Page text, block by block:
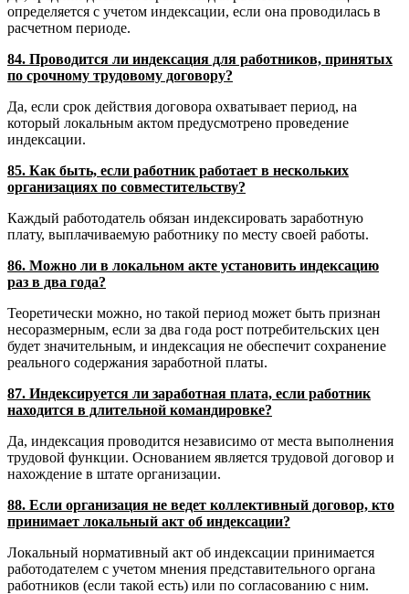
определяется с учетом индексации, если она проводилась в
расчетном периоде.
84. Проводится ли индексация для работников, принятых
по срочному трудовому договору?
Да, если срок действия договора охватывает период, на
который локальным актом предусмотрено проведение
индексации.
85. Как быть, если работник работает в нескольких
организациях по совместительству?
Каждый работодатель обязан индексировать заработную
плату, выплачиваемую работнику по месту своей работы.
86. Можно ли в локальном акте установить индексацию
раз в два года?
Теоретически можно, но такой период может быть признан
несоразмерным, если за два года рост потребительских цен
будет значительным, и индексация не обеспечит сохранение
реального содержания заработной платы.
87. Индексируется ли заработная плата, если работник
находится в длительной командировке?
Да, индексация проводится независимо от места выполнения
трудовой функции. Основанием является трудовой договор и
нахождение в штате организации.
88. Если организация не ведет коллективный договор, кто
принимает локальный акт об индексации?
Локальный нормативный акт об индексации принимается
работодателем с учетом мнения представительного органа
работников (если такой есть) или по согласованию с ним.